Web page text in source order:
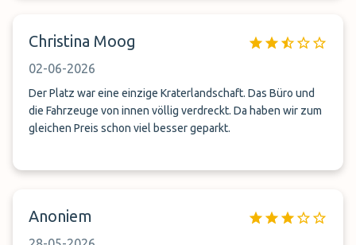
ParkMundo nie wieder!
Christina Moog
02-06-2026
Der Platz war eine einzige Kraterlandschaft. Das Büro und
die Fahrzeuge von innen völlig verdreckt. Da haben wir zum
gleichen Preis schon viel besser geparkt.
Anoniem